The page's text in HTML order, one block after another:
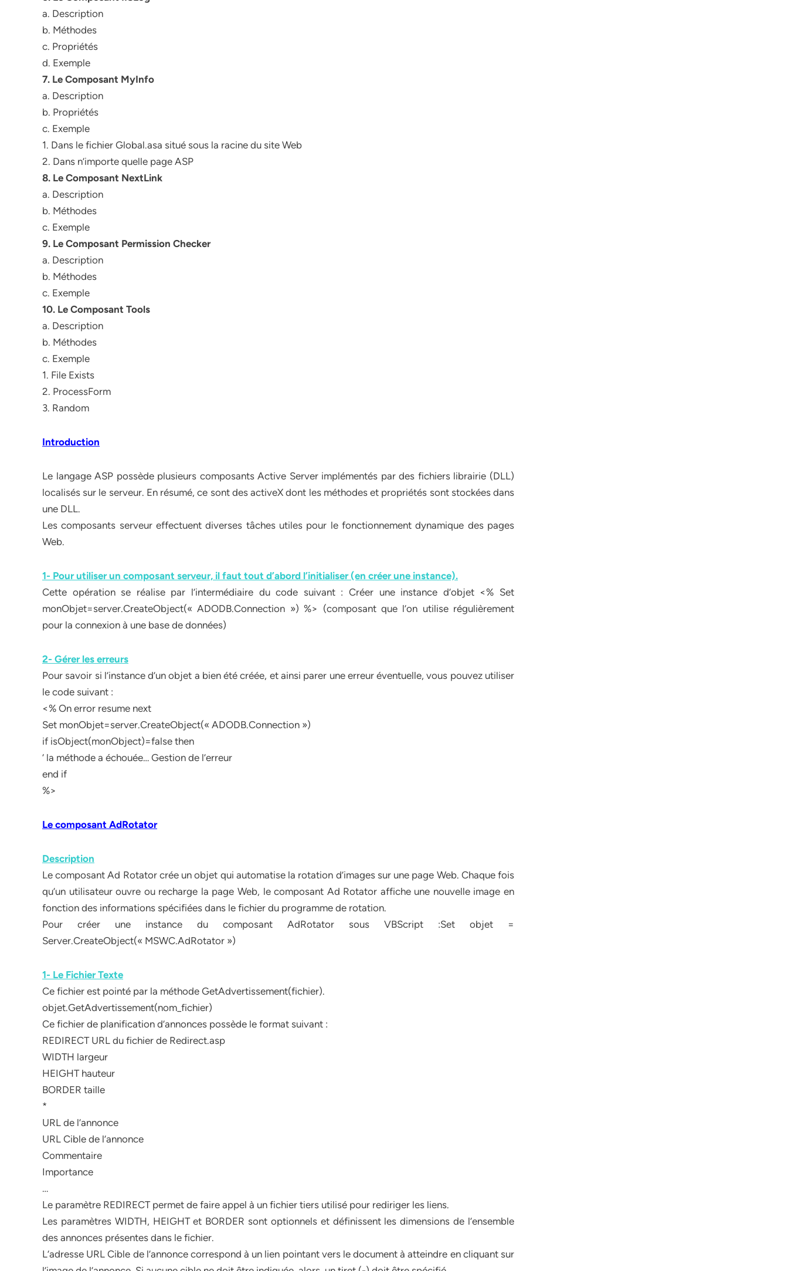
a. Description
b. Méthodes
c. Propriétés
d. Exemple
7. Le Composant MyInfo
a. Description
b. Propriétés
c. Exemple
1. Dans le fichier Global.asa situé sous la racine du site Web
2. Dans n’importe quelle page ASP
8. Le Composant NextLink
a. Description
b. Méthodes
c. Exemple
9. Le Composant Permission Checker
a. Description
b. Méthodes
c. Exemple
10. Le Composant Tools
a. Description
b. Méthodes
c. Exemple
1. File Exists
2. ProcessForm
3. Random
Introduction
Le langage ASP possède plusieurs composants Active Server implémentés par des fichiers librairie (DLL)
localisés sur le serveur. En résumé, ce sont des activeX dont les méthodes et propriétés sont stockées dans
une DLL.
Les composants serveur effectuent diverses tâches utiles pour le fonctionnement dynamique des pages
Web.
1- Pour utiliser un composant serveur, il faut tout d’abord l’initialiser (en créer une instance).
Cette opération se réalise par l’intermédiaire du code suivant : Créer une instance d’objet <% Set
monObjet=server.CreateObject(« ADODB.Connection ») %> (composant que l’on utilise régulièrement
pour la connexion à une base de données)
2- Gérer les erreurs
Pour savoir si l’instance d’un objet a bien été créée, et ainsi parer une erreur éventuelle, vous pouvez utiliser
le code suivant :
<% On error resume next
Set monObjet=server.CreateObject(« ADODB.Connection »)
if isObject(monObject)=false then
‘ la méthode a échouée… Gestion de l’erreur
end if
%>
Le composant AdRotator
Description
Le composant Ad Rotator crée un objet qui automatise la rotation d’images sur une page Web. Chaque fois
qu’un utilisateur ouvre ou recharge la page Web, le composant Ad Rotator affiche une nouvelle image en
fonction des informations spécifiées dans le fichier du programme de rotation.
Pour créer une instance du composant AdRotator sous VBScript :Set objet =
Server.CreateObject(« MSWC.AdRotator »)
1- Le Fichier Texte
Ce fichier est pointé par la méthode GetAdvertissement(fichier).
objet.GetAdvertissement(nom_fichier)
Ce fichier de planification d’annonces possède le format suivant :
REDIRECT URL du fichier de Redirect.asp
WIDTH largeur
HEIGHT hauteur
BORDER taille
*
URL de l’annonce
URL Cible de l’annonce
Commentaire
Importance
…
Le paramètre REDIRECT permet de faire appel à un fichier tiers utilisé pour rediriger les liens.
Les paramètres WIDTH, HEIGHT et BORDER sont optionnels et définissent les dimensions de l’ensemble
des annonces présentes dans le fichier.
L’adresse URL Cible de l’annonce correspond à un lien pointant vers le document à atteindre en cliquant sur